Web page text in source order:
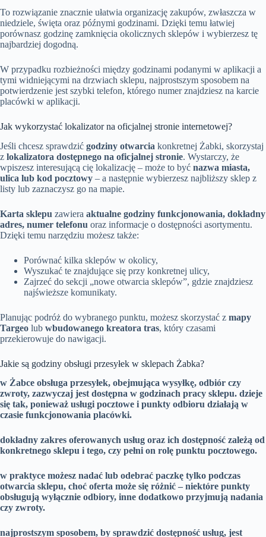
To rozwiązanie znacznie ułatwia organizację zakupów, zwłaszcza w
niedziele, święta oraz późnymi godzinami. Dzięki temu łatwiej
porównasz godzinę zamknięcia okolicznych sklepów i wybierzesz tę
najbardziej dogodną.
W przypadku rozbieżności między godzinami podanymi w aplikacji a
tymi widniejącymi na drzwiach sklepu, najprostszym sposobem na
potwierdzenie jest szybki telefon, którego numer znajdziesz na karcie
placówki w aplikacji.
Jak wykorzystać lokalizator na oficjalnej stronie internetowej?
Jeśli chcesz sprawdzić godziny otwarcia konkretnej Żabki, skorzystaj
z lokalizatora dostępnego na oficjalnej stronie. Wystarczy, że
wpiszesz interesującą cię lokalizację – może to być nazwa miasta,
ulica lub kod pocztowy – a następnie wybierzesz najbliższy sklep z
listy lub zaznaczysz go na mapie.
Karta sklepu zawiera aktualne godziny funkcjonowania, dokładny
adres, numer telefonu oraz informacje o dostępności asortymentu.
Dzięki temu narzędziu możesz także:
Porównać kilka sklepów w okolicy,
Wyszukać te znajdujące się przy konkretnej ulicy,
Zajrzeć do sekcji „nowe otwarcia sklepów”, gdzie znajdziesz
najświeższe komunikaty.
Planując podróż do wybranego punktu, możesz skorzystać z mapy
Targeo lub wbudowanego kreatora tras, który czasami
przekierowuje do nawigacji.
Jakie są godziny obsługi przesyłek w sklepach Żabka?
w Żabce obsługa przesyłek, obejmująca wysyłkę, odbiór czy
zwroty, zazwyczaj jest dostępna w godzinach pracy sklepu. dzieje
się tak, ponieważ usługi pocztowe i punkty odbioru działają w
czasie funkcjonowania placówki.
dokładny zakres oferowanych usług oraz ich dostępność zależą od
konkretnego sklepu i tego, czy pełni on rolę punktu pocztowego.
w praktyce możesz nadać lub odebrać paczkę tylko podczas
otwarcia sklepu, choć oferta może się różnić – niektóre punkty
obsługują wyłącznie odbiory, inne dodatkowo przyjmują nadania
czy zwroty.
najprostszym sposobem, by sprawdzić dostępność usług, jest